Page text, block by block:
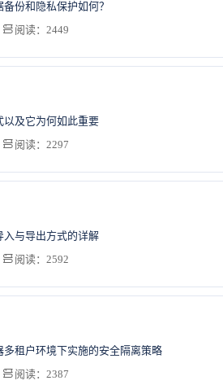
份和隐私保护如何？
阅读：2449
以及它为何如此重要
阅读：2297
与导出方式的详解
阅读：2592
租户环境下实施的安全隔离策略
阅读：2387